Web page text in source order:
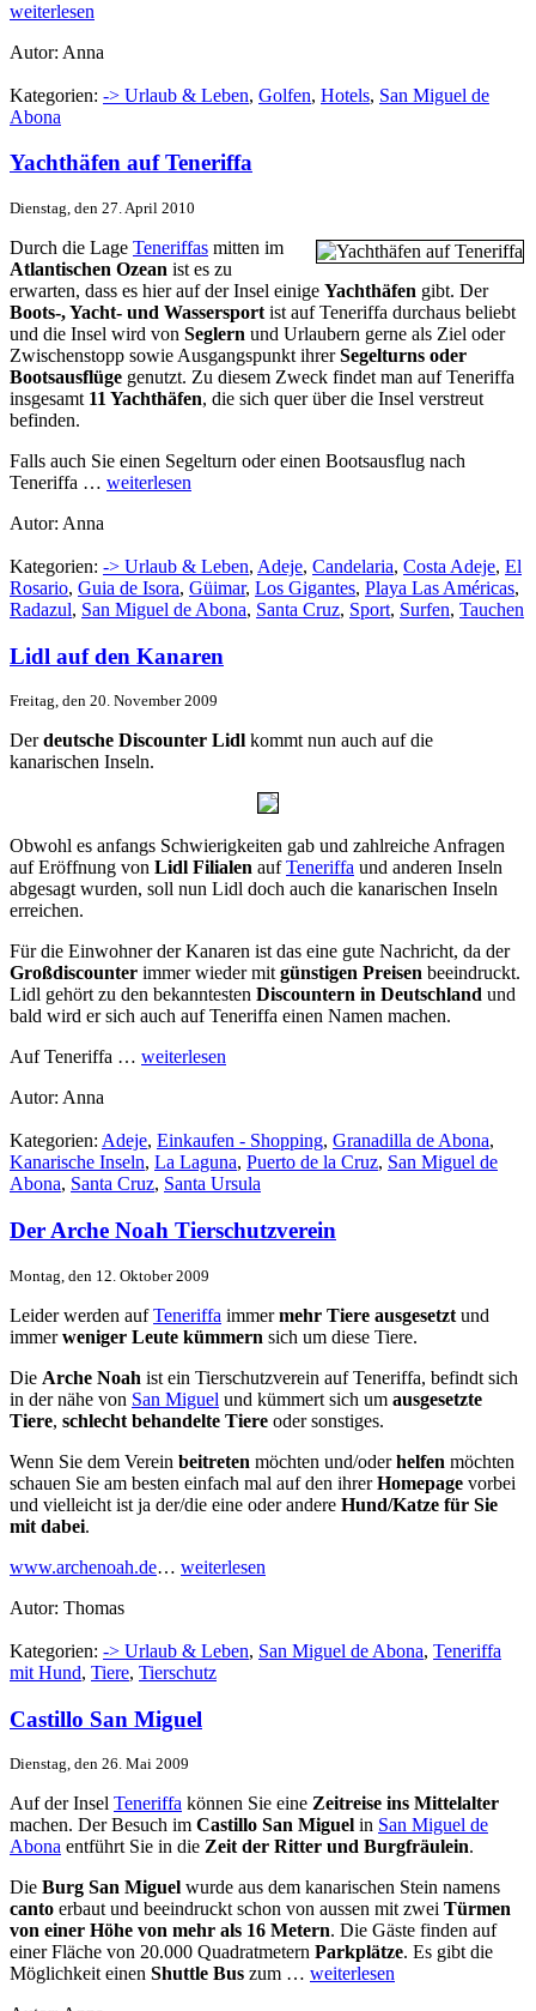
weiterlesen
Autor: Anna
Kategorien: -> Urlaub & Leben, Golfen, Hotels, San Miguel de
Abona
Yachthäfen auf Teneriffa
Dienstag, den 27. April 2010
Durch die Lage Teneriffas mitten im
Atlantischen Ozean ist es zu
erwarten, dass es hier auf der Insel einige Yachthäfen gibt. Der
Boots-, Yacht- und Wassersport ist auf Teneriffa durchaus beliebt
und die Insel wird von Seglern und Urlaubern gerne als Ziel oder
Zwischenstopp sowie Ausgangspunkt ihrerSegelturns oder
Bootsausflüge genutzt. Zu diesem Zweck findet man auf Teneriffa
insgesamt 11 Yachthäfen, die sich quer über die Insel verstreut
befinden.
Falls auch Sie einen Segelturn oder einen Bootsausflug nach
Teneriffa … weiterlesen
Autor: Anna
Kategorien: -> Urlaub & Leben, Adeje, Candelaria, Costa Adeje, El
Rosario, Guia de Isora, Güimar, Los Gigantes, Playa Las Américas,
Radazul, San Miguel de Abona, Santa Cruz, Sport, Surfen, Tauchen
Lidl auf den Kanaren
Freitag, den 20. November 2009
Derdeutsche Discounter Lidl kommt nun auch auf die
kanarischen Inseln.
Obwohl es anfangs Schwierigkeiten gab und zahlreiche Anfragen
auf Eröffnung von Lidl Filialen aufTeneriffa und anderen Inseln
abgesagt wurden, soll nun Lidl doch auch die kanarischen Inseln
erreichen.
Für die Einwohner der Kanaren ist das eine gute Nachricht, da der
Großdiscounter immer wieder mit günstigen Preisen beeindruckt.
Lidl gehört zu den bekanntesten Discountern in Deutschland und
bald wird er sich auch auf Teneriffa einen Namen machen.
Auf Teneriffa … weiterlesen
Autor: Anna
Kategorien: Adeje, Einkaufen - Shopping, Granadilla de Abona,
Kanarische Inseln, La Laguna, Puerto de la Cruz, San Miguel de
Abona, Santa Cruz, Santa Ursula
Der Arche Noah Tierschutzverein
Montag, den 12. Oktober 2009
Leider werden aufTeneriffa immermehr Tiere ausgesetzt und
immerweniger Leute kümmern sich um diese Tiere.
Die Arche Noah ist ein Tierschutzverein auf Teneriffa, befindt sich
in der nähe von San Miguel und kümmert sich um ausgesetzte
Tiere, schlecht behandelte Tiere oder sonstiges.
Wenn Sie dem Verein beitreten möchten und/oderhelfen möchten
schauen Sie am besten einfach mal auf den ihrerHomepage vorbei
und vielleicht ist ja der/die eine oder andere Hund/Katze für Sie
mit dabei.
www.archenoah.de… weiterlesen
Autor: Thomas
Kategorien: -> Urlaub & Leben, San Miguel de Abona, Teneriffa
mit Hund, Tiere, Tierschutz
Castillo San Miguel
Dienstag, den 26. Mai 2009
Auf der Insel Teneriffa können Sie eine Zeitreise ins Mittelalter
machen. Der Besuch im Castillo San Miguel in San Miguel de
Abona entführt Sie in die Zeit der Ritter und Burgfräulein.
Die Burg San Miguel wurde aus dem kanarischen Stein namens
canto erbaut und beeindruckt schon von aussen mit zwei Türmen
von einer Höhe von mehr als 16 Metern. Die Gäste finden auf
einer Fläche von 20.000 Quadratmetern Parkplätze. Es gibt die
Möglichkeit einen Shuttle Bus zum … weiterlesen